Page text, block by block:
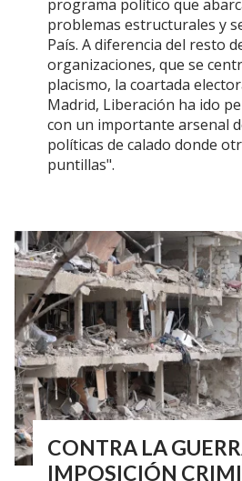
programa político que
problemas estructurales y
País. A diferencia del resto
organizaciones, que se
placismo, la coartada
Madrid, Liberación ha ido
con un importante arsenal
políticas de calado donde
puntillas".
CONTRA LA
IMPOSICIÓN